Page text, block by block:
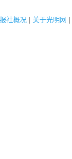
社概况 | 关于光明网 |